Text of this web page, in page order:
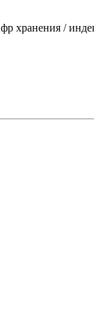
хранения /